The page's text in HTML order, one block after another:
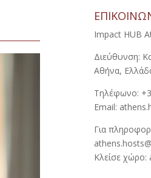
Impact HUB
Διεύθυνση:
Αθήνα,
Τηλέφωνο:
Email:
Για
Κλείσε χώρο: